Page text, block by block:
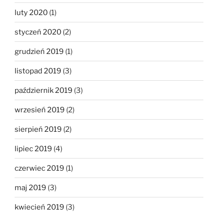
luty 2020 (1)
styczeń 2020 (2)
grudzień 2019 (1)
listopad 2019 (3)
październik 2019 (3)
wrzesień 2019 (2)
sierpień 2019 (2)
lipiec 2019 (4)
czerwiec 2019 (1)
maj 2019 (3)
kwiecień 2019 (3)